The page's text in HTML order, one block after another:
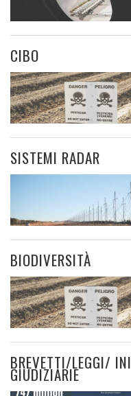
CIBO
SISTEMI RADAR
BIODIVERSITÀ
BREVETTI/LEGGI/
GIUDIZIARIE